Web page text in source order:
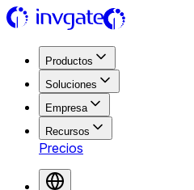
Productos
Soluciones
Empresa
Recursos
Precios